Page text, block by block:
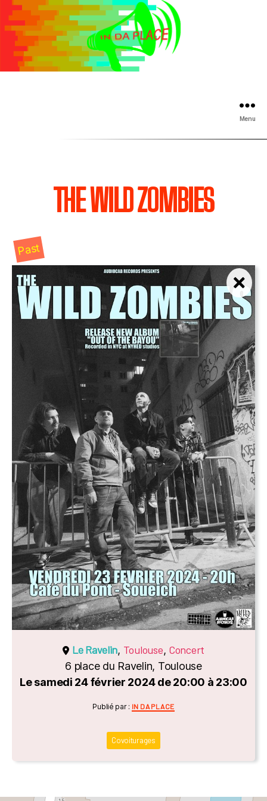
Menu
THE WILD ZOMBIES
Past
Le Ravelin, Toulouse, Concert
6 place du Ravelin, Toulouse
Le samedi 24 février 2024 de 20:00 à 23:00
Catégories
Publié par : IN DA PLACE
Covoiturages